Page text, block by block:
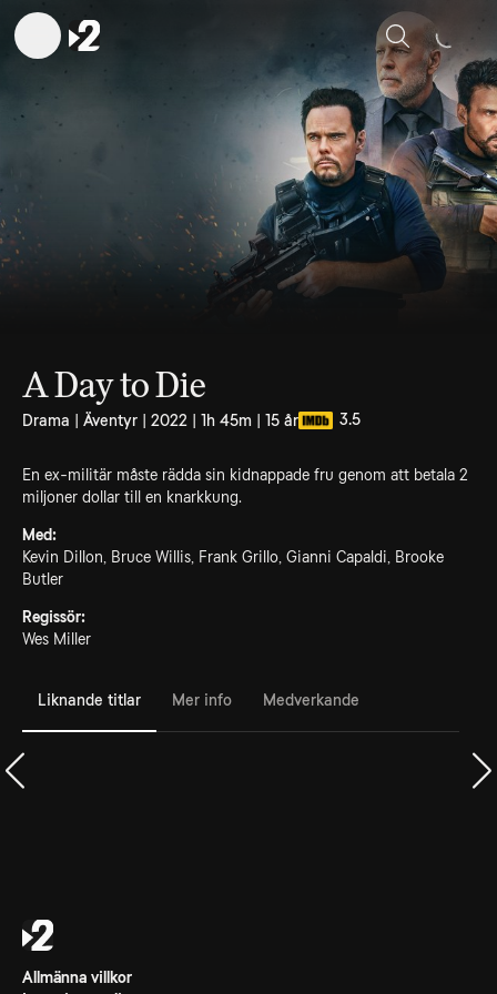
Sök
A Day to Die
Drama | Äventyr | 2022 | 1h 45m | 15 år 3.5
En ex-militär måste rädda sin kidnappade fru genom att betala 2
miljoner dollar till en knarkkung.
Med:
Kevin Dillon, Bruce Willis, Frank Grillo, Gianni Capaldi, Brooke
Butler
Regissör:
Wes Miller
Liknande titlar Mer info Medverkande
Allmänna villkor